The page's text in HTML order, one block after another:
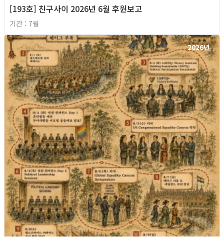
[193호] 친구사이 2026년 6월 후원보고
기간 : 7월
2026년